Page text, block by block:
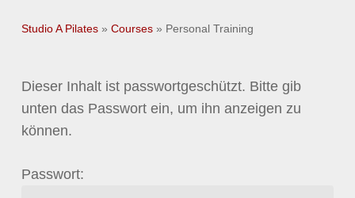
Studio A Pilates» Courses» Personal Training
Dieser Inhalt ist passwortgeschützt. Bitte gib
unten das Passwort ein, um ihn anzeigen zu
können.
Passwort: